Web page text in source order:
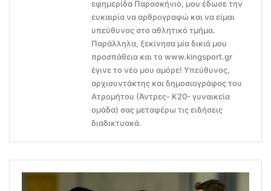
εφημερίδα Παρασκήνιο, μου έδωσε την
ευκαιρία να αρθρογραφώ και να είμαι
υπεύθυνος στο αθλητικό τμήμα.
Παράλληλα, ξεκίνησα μία δικιά μου
προσπάθεια και το www.kingsport.gr
έγινε το νέο μου αμόρε! Υπεύθυνος,
αρχισυντάκτης και δημοσιογράφος του
Ατρομήτου (Άντρες- Κ20- γυναικεία
ομάδα) σας μεταφέρω τις ειδήσεις
διαδικτυακά.